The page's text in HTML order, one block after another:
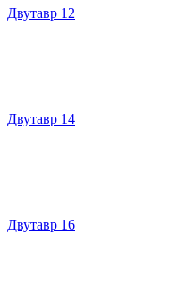
Двутавр 12
Двутавр 14
Двутавр 16